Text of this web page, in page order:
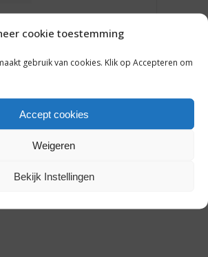
cookie toestemming
gebruik van cookies. Klik op Accepteren om
Accept cookies
Weigeren
Bekijk Instellingen
VOOR